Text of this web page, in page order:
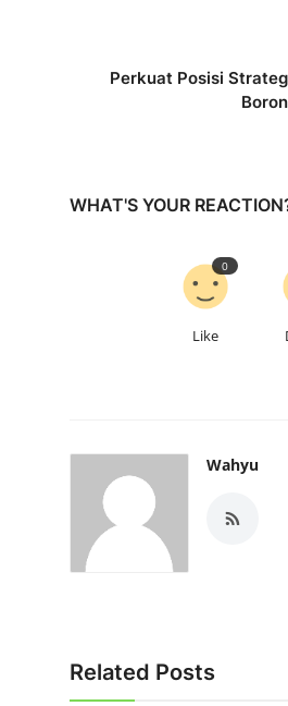
Perkuat Posisi
WHAT'S YOUR
Like
0
Wahyu
Related Posts